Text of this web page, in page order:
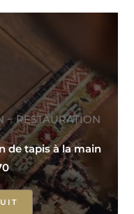
~ RESTAURATION
de tapis à la main